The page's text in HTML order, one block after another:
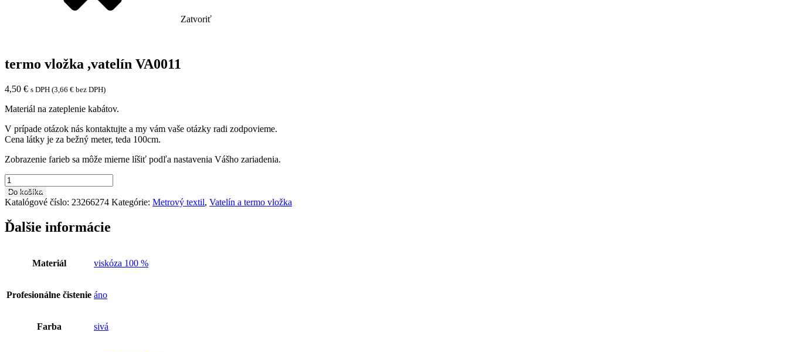
Zatvoriť
termo vložka ,vatelín VA0011
4,50 € s DPH (3,66 € bez DPH)
Materiál na zateplenie kabátov.
V prípade otázok nás kontaktujte a my vám vaše otázky radi zodpovieme.
Cena látky je za bežný meter, teda 100cm.
Zobrazenie farieb sa môže mierne líšiť podľa nastavenia Vášho zariadenia.
množstvo
termo
vložka
,vatelín
VA0011
Do košíka
Katalógové číslo: 23266274 Kategórie: Metrový textil, Vatelín a termo vložka
Ďalšie informácie
Materiál viskóza 100 %
Profesionálne čistenie áno
Farba sivá